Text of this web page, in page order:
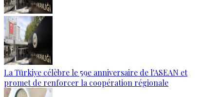
La Türkiye célèbre le 59e anniversaire de l'ASEAN et
promet de renforcer la coopération régionale